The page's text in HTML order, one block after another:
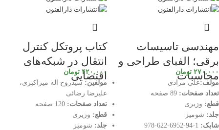
مهندسی تاسیسات
برقی؛ الفبای طراحی و
محاسبات
۲۷۰,۰۰۰ تومان
مولف:علی مرادی
تعداد صفحات:
قطع: وزیری
جلد: شومیز
شابک:
کتاب پروتکل کنترل
انتقال در شبکه‌های
اقتضایی
۴۲۰,۰۰۰ تومان
مولفین: سیدروح اله میراکبری،
علیرضا رضائی
تعداد صفحات:
قطع: وزیری
جلد: شومیز